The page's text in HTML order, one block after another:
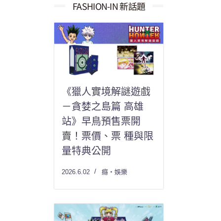
果： FASHION-IN 新話題
《獵人實境解謎遊戲
－貪婪之島篇 高雄
站》早鳥預售票開
賣！票價、票 種與限
量特典公開
2026.6.02 癮・娛樂